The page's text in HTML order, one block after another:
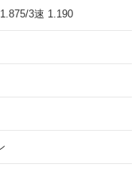
3速 1.190